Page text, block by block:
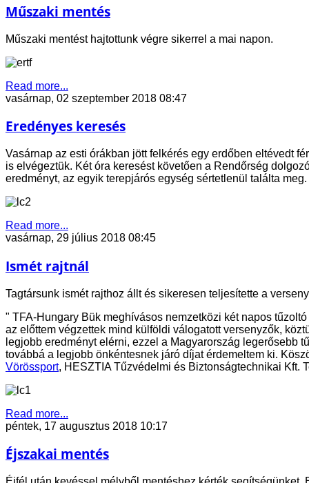
Műszaki mentés
Műszaki mentést hajtottunk végre sikerrel a mai napon.
Read more...
vasárnap, 02 szeptember 2018 08:47
Eredényes keresés
Vasárnap az esti órákban jött felkérés egy erdőben eltévedt
is elvégeztük. Két óra keresést követően a Rendőrség
eredményt, az egyik terepjárós egység sértetlenül találta meg.
Read more...
vasárnap, 29 július 2018 08:45
Ismét rajtnál
Tagtársunk ismét rajthoz állt és sikeresen teljesítette a
" TFA-Hungary Bük meghívásos nemzetközi két napos
az e lőttem végzettek mind külföldi válogatott versenyzők,
legjobb eredményt elérni, ezzel a Magyarország legerősebb
továbbá a legjobb önkéntesnek járó díjat érdemeltem ki.
Vörössport, HESZTIA Tűzvédelmi és Biztonságtechnikai Kft.
Read more...
péntek, 17 augusztus 2018 10:17
Éjszakai mentés